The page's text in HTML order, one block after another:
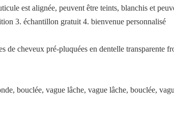
est alignée, peuvent être teints, blanchis et
3. échantillon gratuit 4. bienvenue personnalisé
cheveux pré-pluquées en dentelle transparente
bouclée, vague lâche, vague lâche, bouclée,